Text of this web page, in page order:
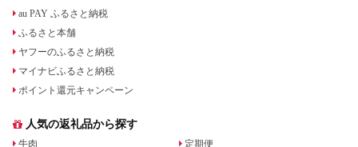
au PAY ふるさと納税
ふるさと本舗
ヤフーのふるさと納税
マイナビふるさと納税
ポイント還元キャンペーン
人気の返礼品から探す
牛肉
定期便